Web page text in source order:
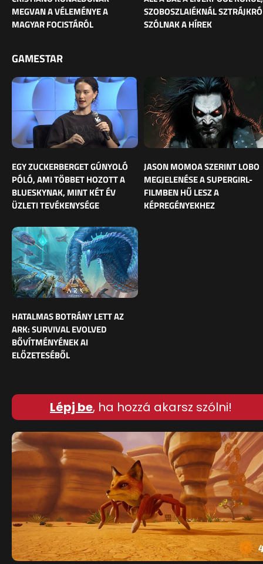
MEGVAN A VÉLEMÉNYE A
MAGYAR FOCISTÁRÓL
SZOBOSZLAIÉKNÁL
SZÓLNAK A HÍREK
GAMESTAR
EGY ZUCKERBERGET GÚNYOLÓ
PÓLÓ, AMI TÖBBET HOZOTT A
BLUESKYNAK, MINT KÉT ÉV
ÜZLETI TEVÉKENYSÉGE
JASON MOMOA SZERINT LOBO
MEGJELENÉSE A SUPERGIRL-
FILMBEN HŰ LESZ A
KÉPREGÉNYEKHEZ
HATALMAS BOTRÁNY LETT AZ
ARK: SURVIVAL EVOLVED
BŐVÍTMÉNYÉNEK AI
ELŐZETESÉBŐL
Lépj be, ha hozzá akarsz szólni!